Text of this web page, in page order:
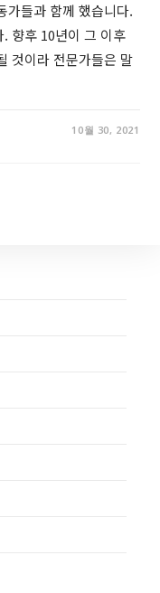
가들과 함께 했습니다.
향후 10년이 그 이후
것이라 전문가들은 말
10월 30, 2021